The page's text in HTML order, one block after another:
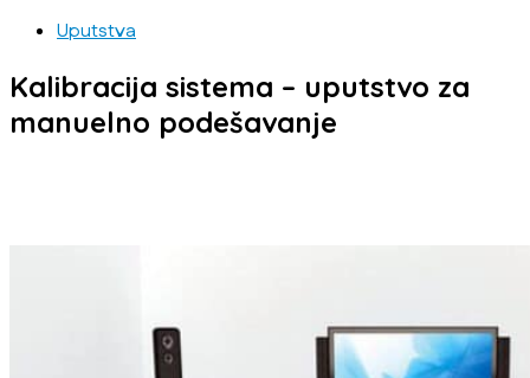
Uputstva
Kalibracija sistema – uputstvo za
manuelno podešavanje